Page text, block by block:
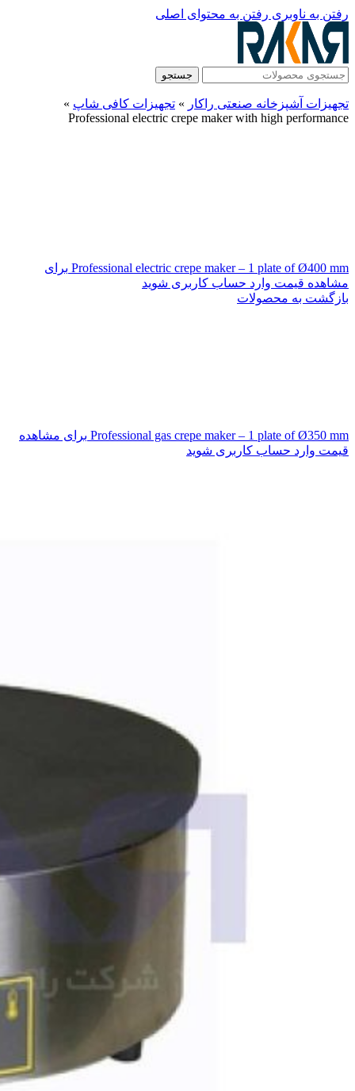
رفتن به ناوبری رفتن به محتوای اصلی
جستجو
تجهیزات آشپزخانه صنعتی راکار » تجهیزات کافی شاپ »
Professional electric crepe maker with high performance
Professional electric crepe maker – 1 plate of Ø400 mm برای
مشاهده قیمت وارد حساب کاربری شوید
بازگشت به محصولات
Professional gas crepe maker – 1 plate of Ø350 mm برای مشاهده
قیمت وارد حساب کاربری شوید